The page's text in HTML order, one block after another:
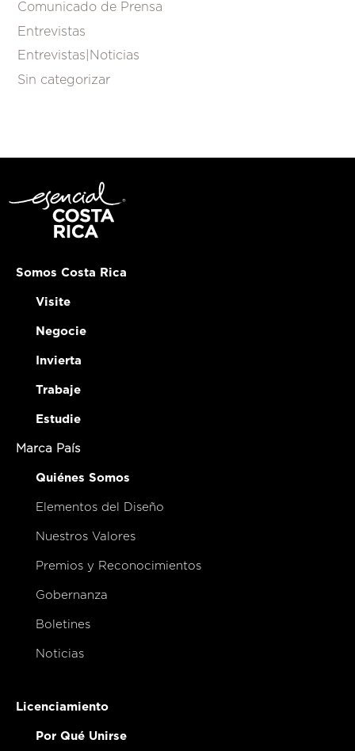
Comunicado de Prensa
Entrevistas
Entrevistas|Noticias
Sin categorizar
Somos Costa Rica
Visite
Negocie
Invierta
Trabaje
Estudie
Marca País
Quiénes Somos
Elementos del Diseño
Nuestros Valores
Premios y Reconocimientos
Gobernanza
Boletines
Noticias
Licenciamiento
Por Qué Unirse